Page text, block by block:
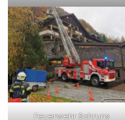
Feuerwehr Schruns